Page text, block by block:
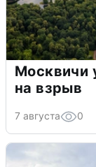
Москвичи
на взрыв
7 августа 0